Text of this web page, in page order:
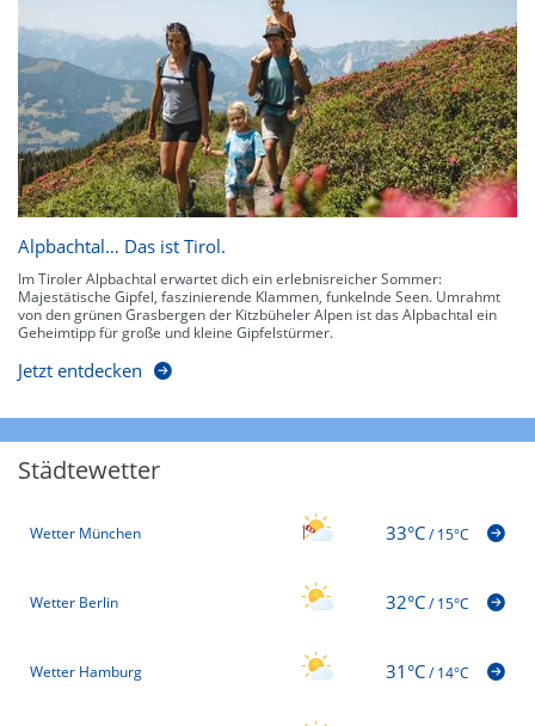
Alpbachtal… Das ist Tirol.
Im Tiroler Alpbachtal erwartet dich ein erlebnisreicher Sommer:
Majestätische Gipfel, faszinierende Klammen, funkelnde Seen. Umrahmt
von den grünen Grasbergen der Kitzbüheler Alpen ist das Alpbachtal ein
Geheimtipp für große und kleine Gipfelstürmer.
Jetzt entdecken
Städtewetter
Wetter München 33°C/15°C
Wetter Berlin 32°C/15°C
Wetter Hamburg 31°C/14°C